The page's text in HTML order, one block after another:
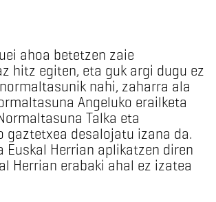
ahoa betetzen zaie
hitz egiten, eta guk argi dugu ez
nahi, zaharra ala
Angeluko erailketa
Talka eta
gaztetxea desalojatu izana da.
Euskal Herrian aplikatzen diren
Herrian erabaki ahal ez izatea